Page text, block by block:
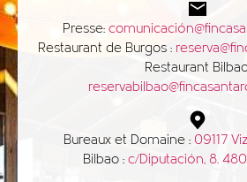
Presse:
Restaurant de Burgos :
Restaurant
Bureaux et Domaine : 09117
Bilbao : c/Diputación, 8.